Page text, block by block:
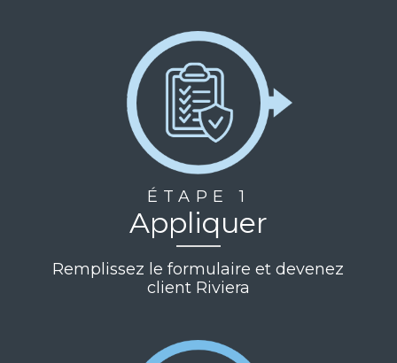
ÉTAPE 1
Appliquer
Remplissez le formulaire et devenez
client Riviera